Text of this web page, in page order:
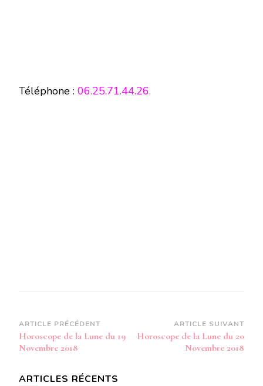
Téléphone : 06.25.71.44.26.
Navigation
d’article
ARTICLE PRÉCÉDENT
Horoscope de la Lune du 19
Novembre 2018
ARTICLE SUIVANT
Horoscope de la Lune du 20
Novembre 2018
ARTICLES RÉCENTS